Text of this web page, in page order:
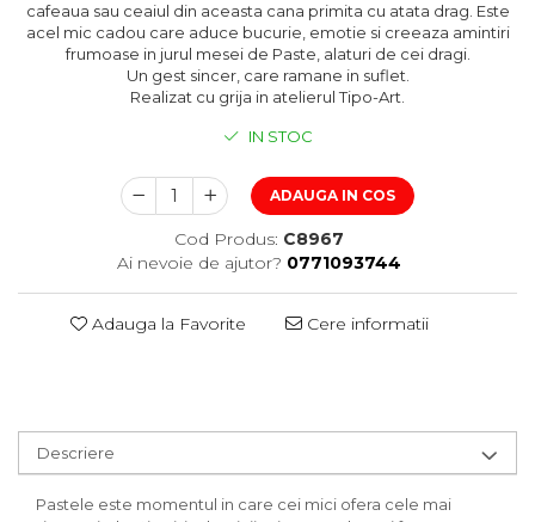
cafeaua sau ceaiul din aceasta cana primita cu atata drag. Este
acel mic cadou care aduce bucurie, emotie si creeaza amintiri
frumoase in jurul mesei de Paste, alaturi de cei dragi.
Un gest sincer, care ramane in suflet.
Realizat cu grija in atelierul Tipo-Art.
IN STOC
ADAUGA IN COS
Cod Produs: C8967
Ai nevoie de ajutor? 0771093744
Adauga la Favorite Cere informatii
Descriere
Pastele este momentul in care cei mici ofera cele mai